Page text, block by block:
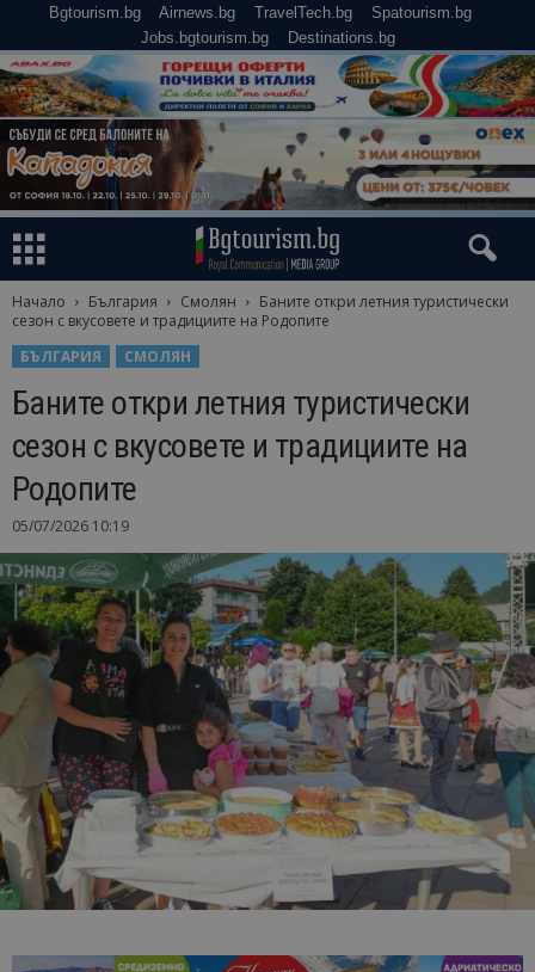
Bgtourism.bg Airnews.bg TravelTech.bg
Spatourism.bg
Jobs.bgtourism.bg
Destinations.bg
Начало България Смолян
Баните откри летния туристически
сезон с вкусовете и традициите на Родопите
БЪЛГАРИЯ
СМОЛЯН
Баните откри летния туристически
сезон с вкусовете и традициите на
Родопите
05/07/2026 10:19